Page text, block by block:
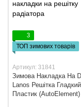
3
ТОП зимових товарів
Артикул: 31841
Зимова Накладка На
Lanos Решітка Гладкий
Пластик (AutoElement)